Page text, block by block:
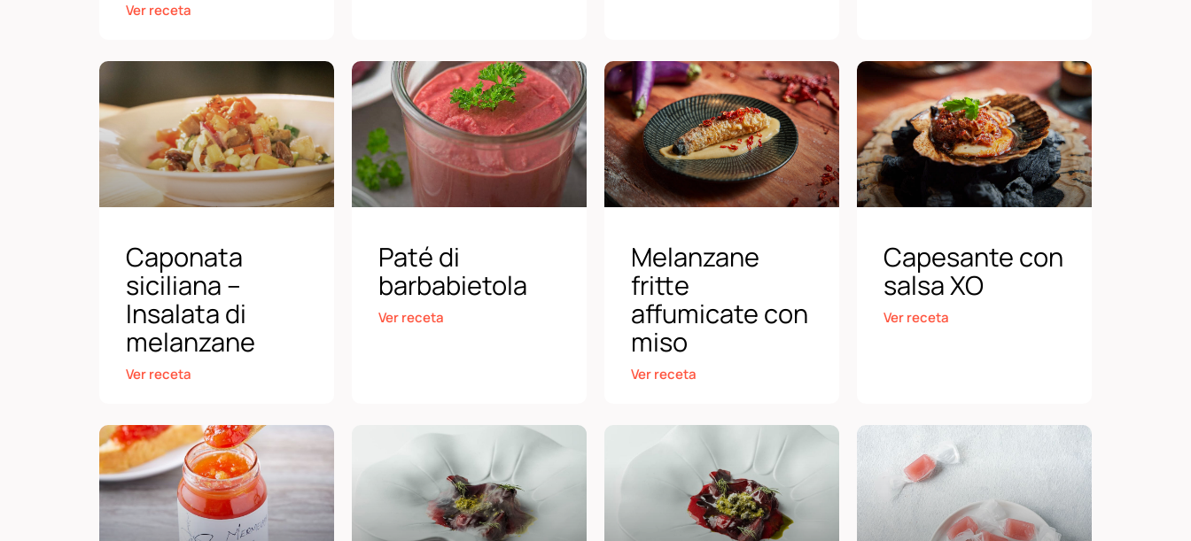
Ver receta
Caponata
siciliana –
Insalata di
melanzane
Ver receta
Paté di
barbabietola
Ver receta
Melanzane
fritte
affumicate con
miso
Ver receta
Capesante con
salsa XO
Ver receta